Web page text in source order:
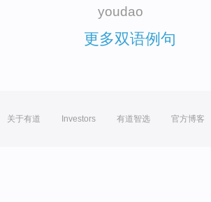
youdao
更多双语例句
关于有道 Investors 有道智选 官方博客